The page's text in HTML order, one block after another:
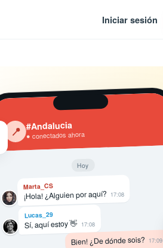
Iniciar sesión
📍 #Andalucia
● conectados ahora
Hoy
Marta_CS
¡Hola! ¿Alguien por aquí? 17:08
Lucas_29
Sí, aquí estoy 👋 17:08
Bien! ¿De dónde sois? 17:09